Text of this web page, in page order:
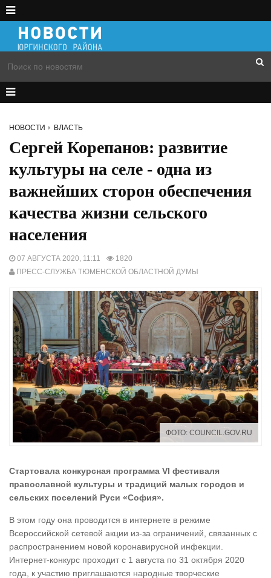
НОВОСТИ ВЛАСТЬ
Сергей Корепанов: развитие
культуры на селе - одна из
важнейших сторон обеспечения
качества жизни сельского
населения
07 АВГУСТА 2020, 11:11
1820
ПРЕСС-СЛУЖБА ТЮМЕНСКОЙ ОБЛАСТНОЙ ДУМЫ
ФОТО: COUNCIL.GOV.RU
Стартовала конкурсная программа VI фестиваля
православной культуры и традиций малых городов и
сельских поселений Руси «София».
В этом году она проводится в интернете в режиме
Всероссийской сетевой акции из-за ограничений, связанных с
распространением новой коронавирусной инфекции.
Интернет-конкурс проходит с 1 августа по 31 октября 2020
года, к участию приглашаются народные творческие